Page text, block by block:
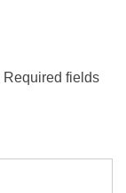
Required fields